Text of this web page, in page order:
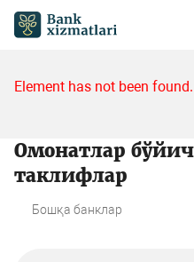
Element has not been found.
Омонатлар
таклифлар
Бошқа банклар